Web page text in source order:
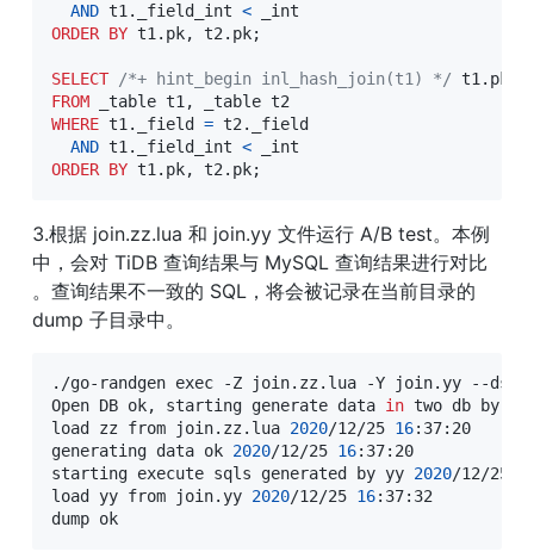
AND t1. _field_int <
ORDER BY t1. pk, t2. pk;
SELECT /*+ hint_begin inl_hash_join(t1) */ t1. pk
FROM _table t1,
WHERE t1. _field = t2.
_field
AND t1. _field_int <
ORDER BY t1. pk, t2. pk;
3.根据 join.zz.lua 和 join.yy 文件运行 A/B test。本例
中，会对 TiDB 查询结果与 MySQL 查询结果进行对比
。查询结果不一致的 SQL，将会被记录在当前目录的
dump 子目录中。
./go-randgen exec -Z join.zz.lua -Y join.yy --
Open DB ok, starting generate data in two db by
load zz from join.zz.lua 2020/12/25 16:37:20
generating data ok 2020/12/25 16:37:20
starting execute sqls generated by yy 2020/12/25
load yy from join.yy 2020/12/25 16:37:32
dump ok